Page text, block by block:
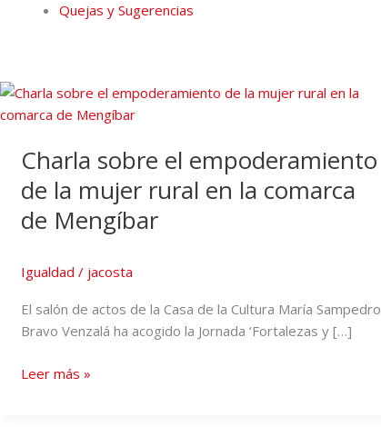
Quejas y Sugerencias
Charla sobre el empoderamiento
de la mujer rural en la comarca
de Mengíbar
Igualdad / jacosta
El salón de actos de la Casa de la Cultura María Sampedro
Bravo Venzalá ha acogido la Jornada ‘Fortalezas y […]
Leer más »